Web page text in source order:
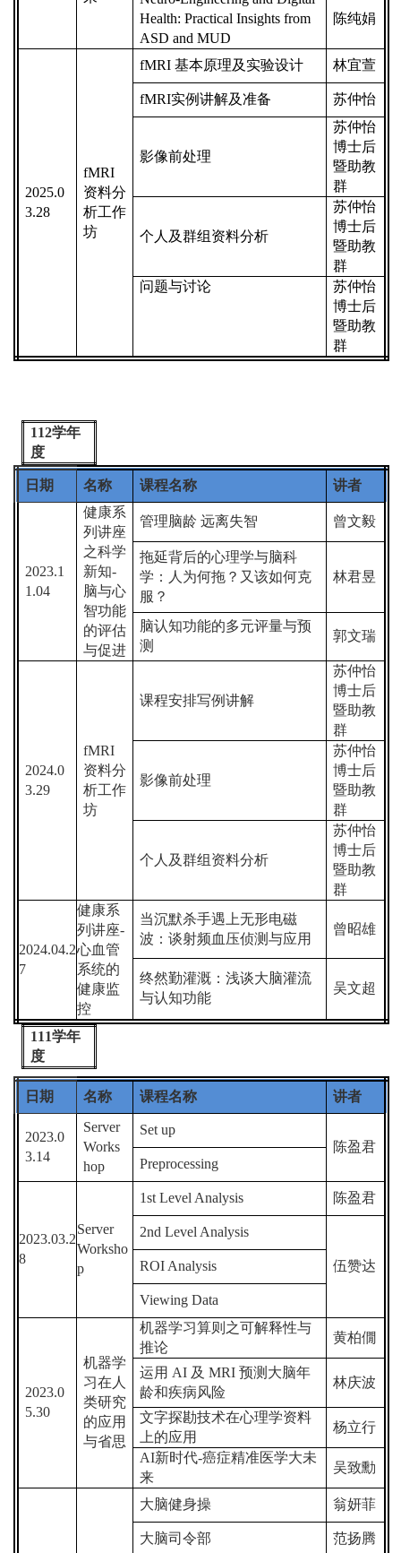
Health: Practical Insights from
ASD and MUD
陈纯娟
2025.0
3.28
fMRI
资料分
析工作
坊
fMRI 基本原理及实验设计 林宜萱
fMRI实例讲解及准备 苏仲怡
影像前处理
苏仲怡
博士后
暨助教
群
个人及群组资料分析
苏仲怡
博士后
暨助教
群
问题与讨论
苏仲怡
博士后
暨助教
群
112学年
度
日期 名称 课程名称 讲者
2023.1
1.04
健康系
列讲座
之科学
新知-
脑与心
智功能
的评估
与促进
管理脑龄 远离失智 曾文毅
拖延背后的心理学与脑科
学：人为何拖？又该如何克
服？
林君昱
脑认知功能的多元评量与预
测
郭文瑞
2024.0
3.29
fMRI
资料分
析工作
坊
课程安排写例讲解
苏仲怡
博士后
暨助教
群
影像前处理
苏仲怡
博士后
暨助教
群
个人及群组资料分析
苏仲怡
博士后
暨助教
群
2024.04.2
7
健康系
列讲座-
心血管
系统的
健康监
控
当沉默杀手遇上无形电磁
波：谈射频血压侦测与应用
曾昭雄
终然勤灌溉：浅谈大脑灌流
与认知功能
吴文超
111学年
度
日期 名称 课程名称 讲者
2023.0
3.14
Server
Works
hop
Set up
陈盈君
Preprocessing
2023.03.2
8
Server
Worksho
p
1st Level Analysis 陈盈君
2nd Level Analysis
伍赞达
ROI Analysis
Viewing Data
2023.0
5.30
机器学
习在人
类研究
的应用
与省思
机器学习算则之可解释性与
推论
黄柏僩
运用 AI 及 MRI 预测大脑年
龄和疾病风险
林庆波
文字探勘技术在心理学资料
上的应用
杨立行
AI新时代-癌症精准医学大未
来
吴致勳
大脑健身操 翁妍菲
大脑司令部 范扬腾